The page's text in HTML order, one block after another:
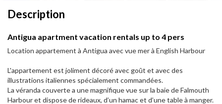
Description
Antigua apartment vacation rentals up to 4 pers
Location appartement à Antigua avec vue mer à English Harbour
L'appartement est joliment décoré avec goût et avec des
illustrations italiennes spécialement commandées.
La véranda couverte a une magnifique vue sur la baie de Falmouth
Harbour et dispose de rideaux, d’un hamac et d’une table à manger.